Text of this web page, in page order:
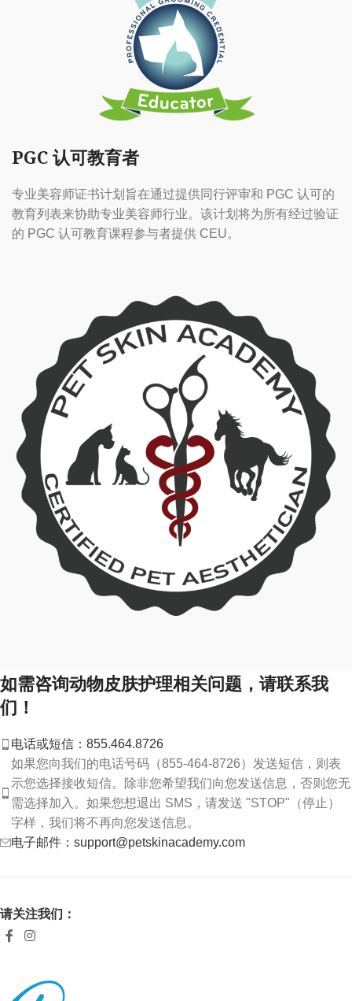
PGC 认可教育者
专业美容师证书计划旨在通过提供同行评审和 PGC 认可的
教育列表来协助专业美容师行业。该计划将为所有经过验证
的 PGC 认可教育课程参与者提供 CEU。
如需咨询动物皮肤护理相关问题，请联系我
们！
电话或短信：855.464.8726
如果您向我们的电话号码（855-464-8726）发送短信，则表
示您选择接收短信。除非您希望我们向您发送信息，否则您无
需选择加入。如果您想退出 SMS，请发送 "STOP"（停止）
字样，我们将不再向您发送信息。
电子邮件：support@petskinacademy.com
请关注我们：